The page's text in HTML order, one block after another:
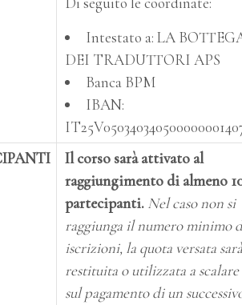
Intestato a: LA
DEI TRADUTTORI APS
Banca BPM
IBAN:
Il corso sarà attivato al
raggiungimento di almeno
partecipanti. Nel caso non si
raggiunga il numero minimo
iscrizioni, la quota versata sarà
restituita o utilizzata a scalare
sul pagamento di un